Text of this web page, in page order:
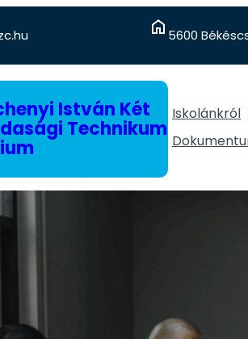
5600
István Két
Technikum
Iskolánkról